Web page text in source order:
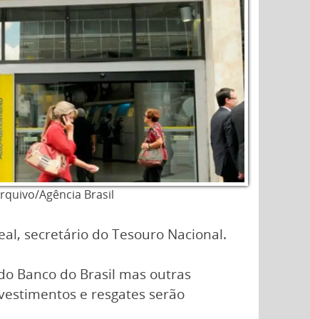
Agência Brasil
secretário do Tesouro Nacional.
Banco do Brasil mas outras
e resgates serão